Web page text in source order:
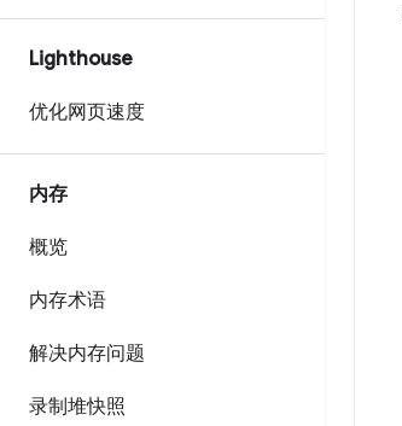
Lighthouse
优化网页速度
内存
概览
内存术语
解决内存问题
录制堆快照